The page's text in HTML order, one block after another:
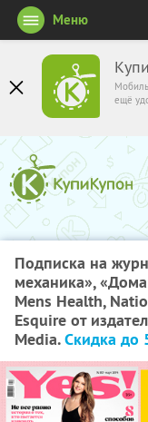
ещё
Меню
Подписка на
механика»,
Mens Health,
Esquire от
Media.Скидка до